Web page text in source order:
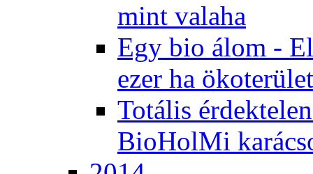
mint valaha
Egy bio álom -
ezer ha
Totális
BioHolMi